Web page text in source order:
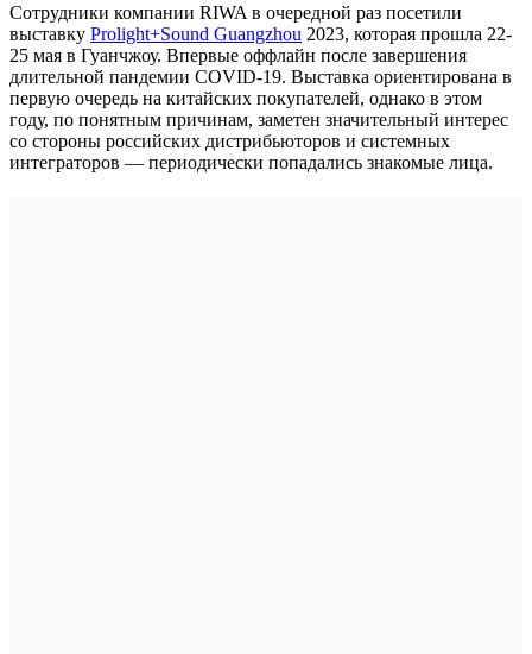
Сотрудники компании RIWA в очередной раз посетили
выставку Prolight+Sound Guangzhou 2023, которая прошла 22-
25 мая в Гуанчжоу. Впервые оффлайн после завершения
длительной пандемии COVID-19. Выставка ориентирована в
первую очередь на китайских покупателей, однако в этом
году, по понятным причинам, заметен значительный интерес
со стороны российских дистрибьюторов и системных
интеграторов — периодически попадались знакомые лица.